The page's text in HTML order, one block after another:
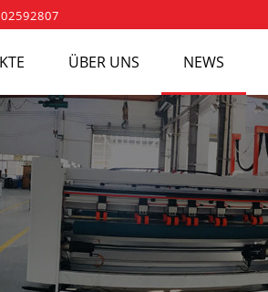
ÜBER UNS NEWS